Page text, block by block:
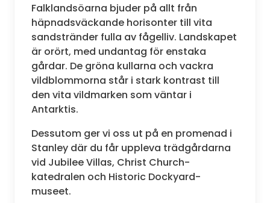
Falklandsöarna bjuder på allt från
häpnadsväckande horisonter till vita
sandstränder fulla av fågelliv. Landskapet
är orört, med undantag för enstaka
gårdar. De gröna kullarna och vackra
vildblommorna står i stark kontrast till
den vita vildmarken som väntar i
Antarktis.
Dessutom ger vi oss ut på en promenad i
Stanley där du får uppleva trädgårdarna
vid Jubilee Villas, Christ Church-
katedralen och Historic Dockyard-
museet.